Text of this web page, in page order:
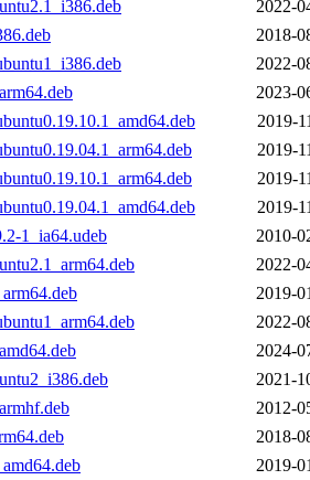
2022-
2018-
2022-
2023-
2019-
2019-
2019-
2019-
1_ia64.udeb
2010-
2022-
2019-
2022-
2024-
2021-
2012-
2018-
2019-